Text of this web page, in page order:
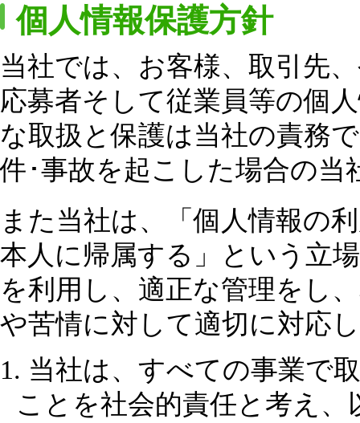
個人情報保護方針
当社では、お客様、取引先
応募者そして従業員等の個
な取扱と保護は当社の責務
件･事故を起こした場合の
また当社は、「個人情報の
本人に帰属する」という立
を利用し、適正な管理をし
や苦情に対して適切に対応
1. 当社は、すべての事業で
ことを社会的責任と考え